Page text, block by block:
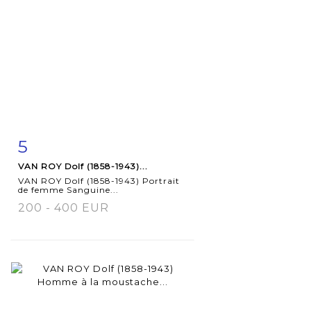
5
VAN ROY Dolf (1858-1943)...
VAN ROY Dolf (1858-1943) Portrait
de femme Sanguine...
200 - 400 EUR